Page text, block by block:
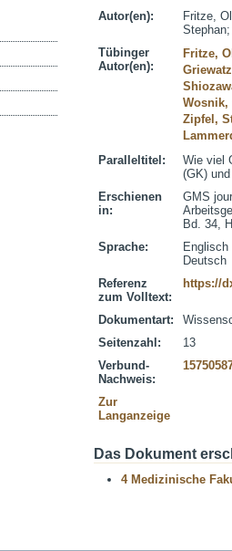
Autor(en): Fritze,
Stephan;
Tübinger
Autor(en):
Fritze,
Wosnik,
Zipfel,
Paralleltitel:
Wie viel
(GK)
Erschienen
in:
GMS
Bd. 34,
Sprache:
Englisch
Deutsch
Referenz
zum Volltext:
https://
Dokumentart:
Seitenzahl:
13
Verbund-
Nachweis:
Zur
Langanzeige
Das Dokument
4 Medizinische